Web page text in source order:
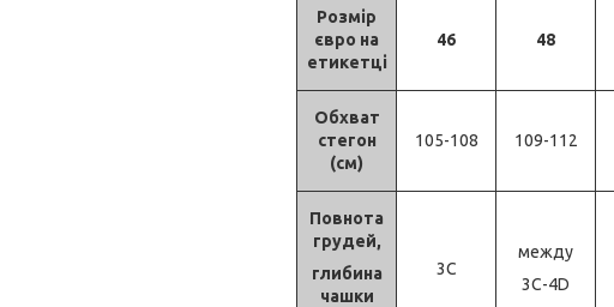
Розмір
євро на
етикетці
46 48
Обхват
стегон
(см)
105-108 109-112
Повнота
грудей,
глибина
чашки
3С
между
3C-4D